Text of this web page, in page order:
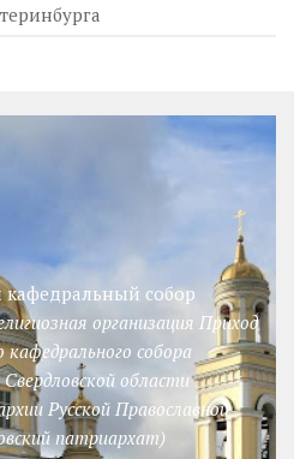
кафедральный собор
организация Приход
собора
области
Русской Православной
патриархат)